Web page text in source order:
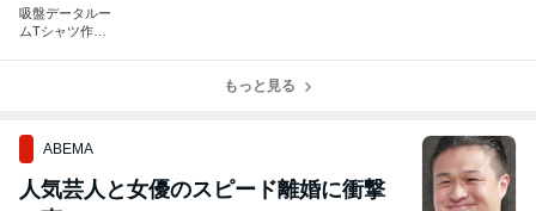
吸盤データルー
ムTシャツ作製
もっと見る
ABEMA
人気芸人と女優のスピード離婚に衝撃